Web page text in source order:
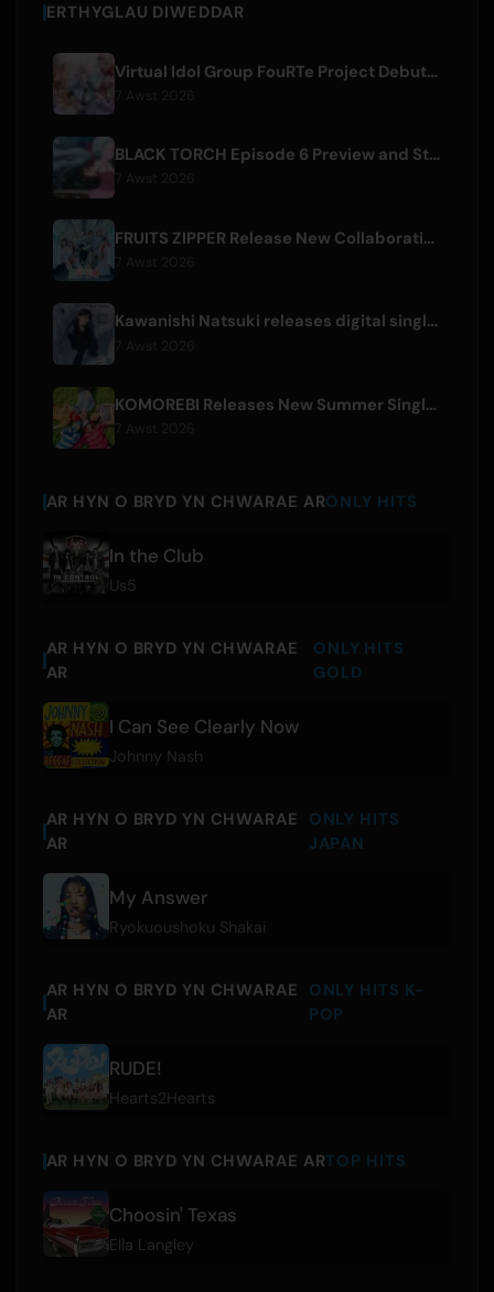
ERTHYGLAU DIWEDDAR
Virtual Idol Group FouRTe Project Debuts with 'ALL IN' Album Produced by m-flo's ☆Taku Takahashi
BLACK TORCH Episode 6 Preview and Streaming Details
FRUITS ZIPPER Release New Collaboration Song '1,2,3,FOOOOUR'
Kawanishi Natsuki releases digital single 'Sayonara wa Ichiban Kirei na Atashi de'
KOMOREBI Releases New Summer Single 'Letsu Natsu'
AR HYN O BRYD YN CHWARAE ARONLY HITS
In the Club
Us5
AR HYN O BRYD YN CHWARAE
AR
ONLY HITS
GOLD
I Can See Clearly Now
Johnny Nash
AR HYN O BRYD YN CHWARAE
AR
ONLY HITS
JAPAN
My Answer
Ryokuoushoku Shakai
AR HYN O BRYD YN CHWARAE
AR
ONLY HITS K-
POP
RUDE!
Hearts2Hearts
AR HYN O BRYD YN CHWARAE ARTOP HITS
Choosin' Texas
Ella Langley